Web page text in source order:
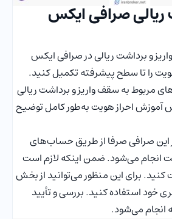
ریالی صرافی ایکس
و برداشت ریالی در صرافی ایکس
را تا سطح پیشرفته تکمیل کنید.
مربوط به سقف واریز و برداشت ریالی
آموزش احراز هویت به‌طور کامل توضیح
این صرافی صرفا از طریق حساب‌های
انجام می‌شود. ضمن اینکه لازم است
برای این منظور می‌توانید از بخش
خود استفاده کنید. بررسی و تأیید
انجام می‌شود.